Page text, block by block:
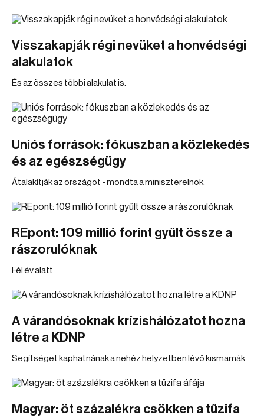
Visszakapják régi nevüket a honvédségi
alakulatok
És az összes többi alakulat is.
Uniós források: fókuszban a közlekedés
és az egészségügy
Átalakítják az országot - mondta a miniszterelnök.
REpont: 109 millió forint gyűlt össze a
rászorulóknak
Fél év alatt.
A várandósoknak krízishálózatot hozna
létre a KDNP
Segítséget kaphatnának a nehéz helyzetben lévő kismamák.
Magyar: öt százalékra csökken a tűzifa